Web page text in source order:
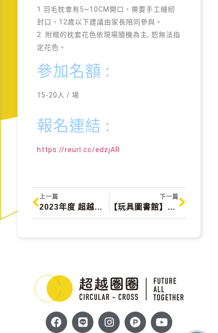
1.羽毛枕會有5~10CM開口，需要手工縫紉
封口，12歲以下建議由家長陪同參與。
2. 附贈的枕套花色依現場隨機為主, 恕無法指
定花色。
參加名額 :
15-20人 / 場
報名連結 :
https://reurl.cc/edzjAR
上一篇
2023年度 超越圈圈展 循環經濟新創展
下一篇
【玩具圖書館】二手玩具遊戲體驗